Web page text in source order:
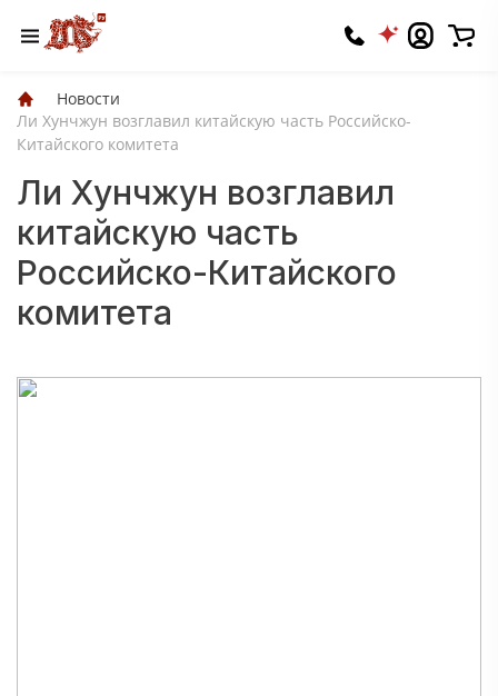
Новости
Ли Хунчжун возглавил китайскую часть Российско-
Китайского комитета
Ли Хунчжун возглавил
китайскую часть
Российско-Китайского
комитета